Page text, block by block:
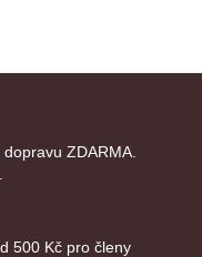
ZDARMA.
500 Kč pro členy